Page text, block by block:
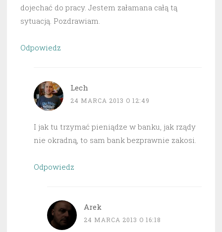
dojechać do pracy. Jestem załamana całą tą
sytuacją. Pozdrawiam.
Odpowiedz
Lech
24 MARCA 2013 O 12:49
I jak tu trzymać pieniądze w banku, jak rządy
nie okradną, to sam bank bezprawnie zakosi.
Odpowiedz
Arek
24 MARCA 2013 O 16:18